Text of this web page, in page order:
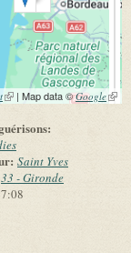
(link is external)
| Map data ©Google(link
Saint Yves
33 - Gironde